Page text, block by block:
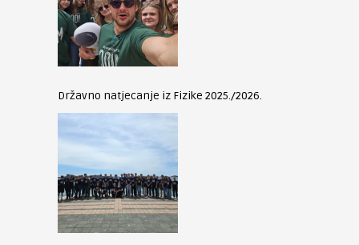
Državno natjecanje iz Fizike 2025./2026.